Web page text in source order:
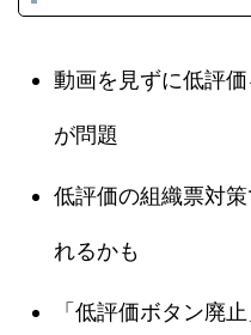
動画を見ずに低評
が問題
低評価の組織票対
れるかも
「低評価ボタン廃